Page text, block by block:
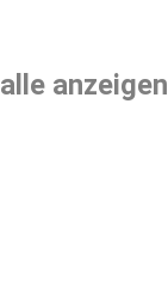
alle anzeigen